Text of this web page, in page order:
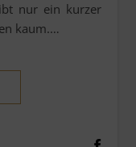
nur ein kurzer
kaum.…